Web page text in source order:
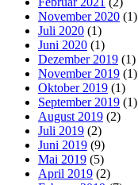
November 2020 (1)
Juli 2020 (1)
Juni 2020 (1)
Dezember 2019 (1)
November 2019 (1)
Oktober 2019 (1)
September 2019 (1)
August 2019 (2)
Juli 2019 (2)
Juni 2019 (9)
Mai 2019 (5)
April 2019 (2)